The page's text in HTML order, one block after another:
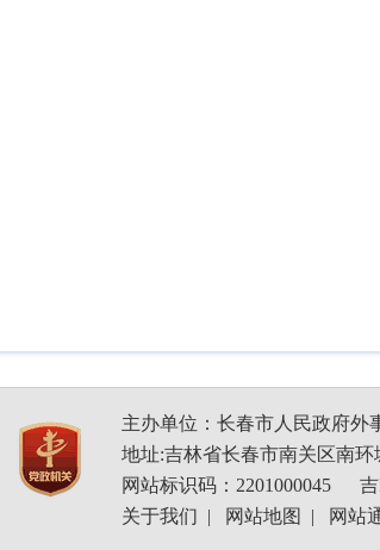
主办单位：长春市人民政府外
地址:吉林省长春市南关区南环
网站标识码：2201000045
关于我们 | 网站地图 | 网站